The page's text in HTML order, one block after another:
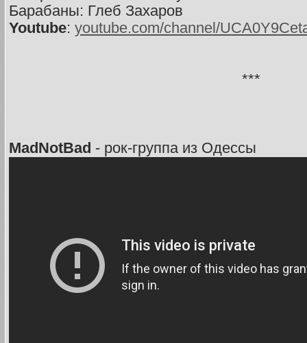
Барабаны: Глеб Захаров
Youtube: youtube.com/channel/
***
MadNotBad - рок-группа из Одессы